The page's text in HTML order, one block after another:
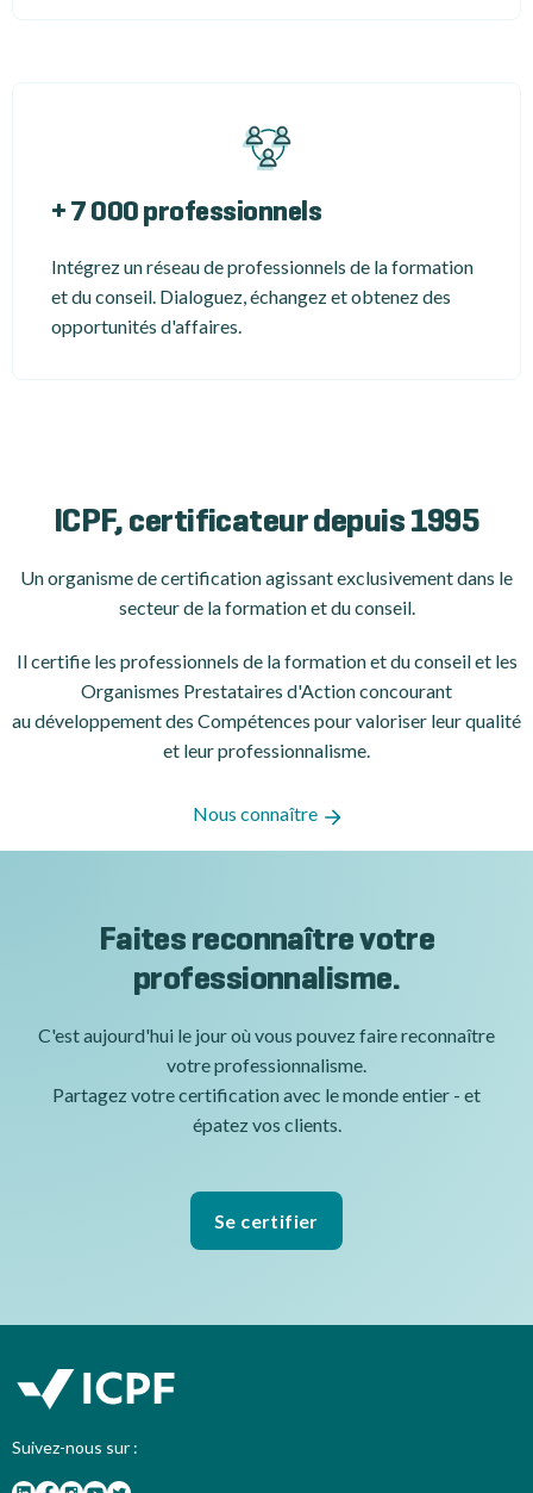
+ 7 000 professionnels
Intégrez un réseau de professionnels de la formation
et du conseil. Dialoguez, échangez et obtenez des
opportunités d'affaires.
ICPF, certificateur depuis 1995
Un organisme de certificationagissant exclusivement dans le
secteur de la formation et du conseil.
Il certifie les professionnels de la formation et du conseil et les
Organismes Prestataires d'Action concourant
au développement des Compétences pour valoriser leur qualité
et leur professionnalisme.
Nous connaître
Faites reconnaître votre
professionnalisme.
C'est aujourd'hui le jour où vous pouvez faire reconnaître
votre professionnalisme.
Partagez votre certification avec le monde entier - et
épatez vos clients.
Se certifier
Suivez-nous sur :